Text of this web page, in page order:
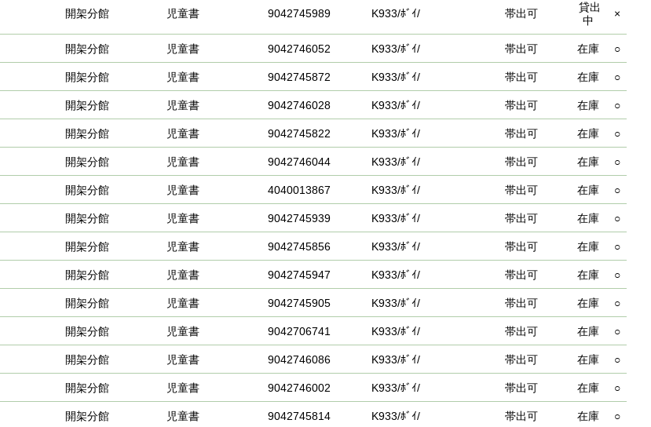
開架分館 児童書 9042745989 K933/ﾎﾞｲ/ 帯出可
貸出
中
×
開架分館 児童書 9042746052 K933/ﾎﾞｲ/ 帯出可 在庫 ○
開架分館 児童書 9042745872 K933/ﾎﾞｲ/ 帯出可 在庫 ○
開架分館 児童書 9042746028 K933/ﾎﾞｲ/ 帯出可 在庫 ○
開架分館 児童書 9042745822 K933/ﾎﾞｲ/ 帯出可 在庫 ○
開架分館 児童書 9042746044 K933/ﾎﾞｲ/ 帯出可 在庫 ○
開架分館 児童書 4040013867 K933/ﾎﾞｲ/ 帯出可 在庫 ○
開架分館 児童書 9042745939 K933/ﾎﾞｲ/ 帯出可 在庫 ○
開架分館 児童書 9042745856 K933/ﾎﾞｲ/ 帯出可 在庫 ○
開架分館 児童書 9042745947 K933/ﾎﾞｲ/ 帯出可 在庫 ○
開架分館 児童書 9042745905 K933/ﾎﾞｲ/ 帯出可 在庫 ○
開架分館 児童書 9042706741 K933/ﾎﾞｲ/ 帯出可 在庫 ○
開架分館 児童書 9042746086 K933/ﾎﾞｲ/ 帯出可 在庫 ○
開架分館 児童書 9042746002 K933/ﾎﾞｲ/ 帯出可 在庫 ○
開架分館 児童書 9042745814 K933/ﾎﾞｲ/ 帯出可 在庫 ○